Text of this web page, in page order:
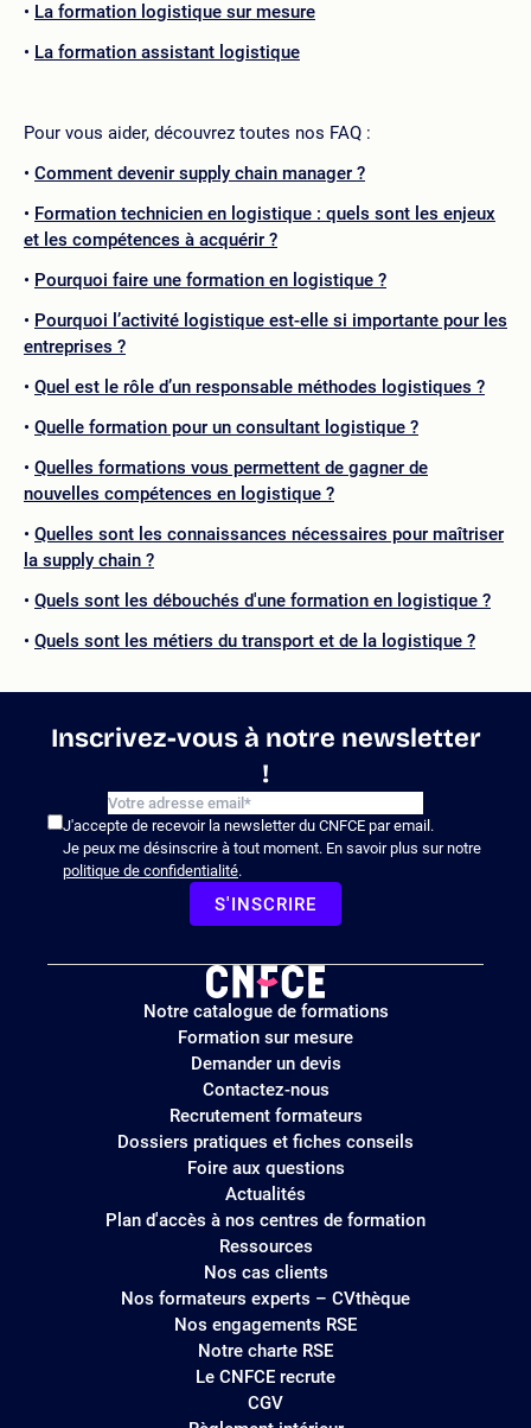
La formation logistique sur mesure
La formation assistant logistique
Pour vous aider, découvrez toutes nos FAQ :
Comment devenir supply chain manager ?
Formation technicien en logistique : quels sont les enjeux
et les compétences à acquérir ?
Pourquoi faire une formation en logistique ?
Pourquoi l’activité logistique est-elle si importante pour les
entreprises ?
Quel est le rôle d’un responsable méthodes logistiques ?
Quelle formation pour un consultant logistique ?
Quelles formations vous permettent de gagner de
nouvelles compétences en logistique ?
Quelles sont les connaissances nécessaires pour maîtriser
la supply chain ?
Quels sont les débouchés d'une formation en logistique ?
Quels sont les métiers du transport et de la logistique ?
Inscrivez-vous à notre newsletter
!
J'accepte de recevoir la newsletter du CNFCE par email.
Je peux me désinscrire à tout moment. En savoir plus sur notre
politique de confidentialité.
S'INSCRIRE
Logo
site
Notre catalogue de formations
Formation sur mesure
Demander un devis
Contactez-nous
Recrutement formateurs
Dossiers pratiques et fiches conseils
Foire aux questions
Actualités
Plan d'accès à nos centres de formation
Ressources
Nos cas clients
Nos formateurs experts – CVthèque
Nos engagements RSE
Notre charte RSE
Le CNFCE recrute
CGV